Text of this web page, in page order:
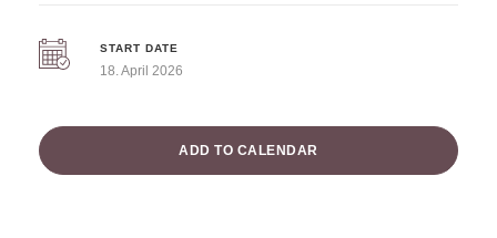
START DATE
18. April 2026
ADD TO CALENDAR